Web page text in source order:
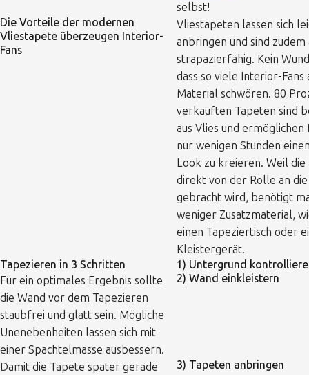
selbst!
Die Vorteile der modernen
Vliestapete überzeugen Interior-
Fans
Vliestapeten lassen sich
anbringen und sind
strapazierfähig. Kein
dass so viele Interior-Fans
Material schwören. 80
verkauften Tapeten sind
aus Vlies und ermöglichen
nur wenigen Stunden
Look zu kreieren. Weil die
direkt von der Rolle an
gebracht wird, benötigt
weniger Zusatzmaterial,
einen Tapeziertisch oder
Kleistergerät.
Tapezieren in 3 Schritten
1) Untergrund
Für ein optimales Ergebnis sollte
die Wand vor dem Tapezieren
staubfrei und glatt sein. Mögliche
Unenebenheiten lassen sich mit
einer Spachtelmasse ausbessern.
2) Wand einkleistern
Damit die Tapete später gerade
3) Tapeten anbringen